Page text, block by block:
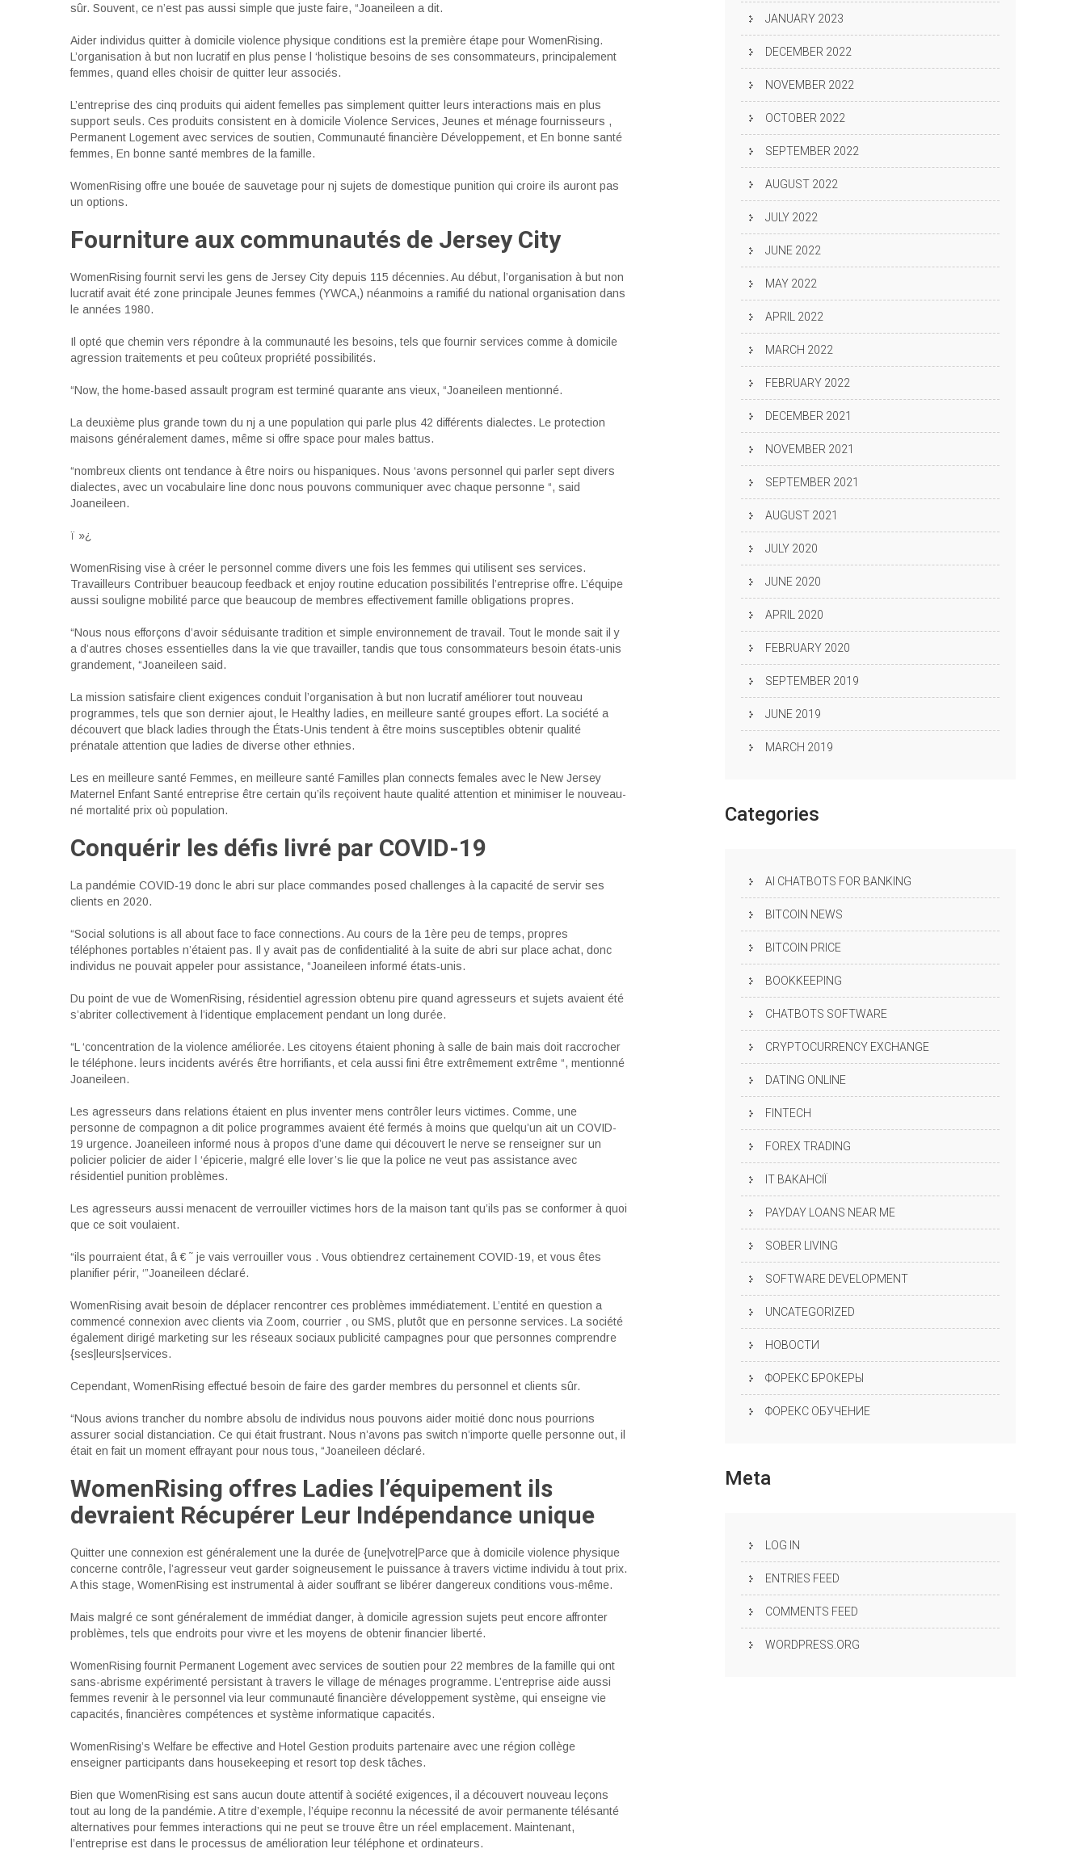
sûr. Souvent, ce n’est pas aussi simple que juste faire, “Joaneileen a dit.
Aider individus quitter à domicile violence physique conditions est la première étape pour WomenRising.
L’organisation à but non lucratif en plus pense l ‘holistique besoins de ses consommateurs, principalement
femmes, quand elles choisir de quitter leur associés.
L’entreprise des cinq produits qui aident femelles pas simplement quitter leurs interactions mais en plus
support seuls. Ces produits consistent en à domicile Violence Services, Jeunes et ménage fournisseurs ,
Permanent Logement avec services de soutien, Communauté financière Développement, et En bonne santé
femmes, En bonne santé membres de la famille.
WomenRising offre une bouée de sauvetage pour nj sujets de domestique punition qui croire ils auront pas
un options.
Fourniture aux communautés de Jersey City
WomenRising fournit servi les gens de Jersey City depuis 115 décennies. Au début, l’organisation à but non
lucratif avait été zone principale Jeunes femmes (YWCA,) néanmoins a ramifié du national organisation dans
le années 1980.
Il opté que chemin vers répondre à la communauté les besoins, tels que fournir services comme à domicile
agression traitements et peu coûteux propriété possibilités.
“Now, the home-based assault program est terminé quarante ans vieux, “Joaneileen mentionné.
La deuxième plus grande town du nj a une population qui parle plus 42 différents dialectes. Le protection
maisons généralement dames, même si offre space pour males battus.
“nombreux clients ont tendance à être noirs ou hispaniques. Nous ‘avons personnel qui parler sept divers
dialectes, avec un vocabulaire line donc nous pouvons communiquer avec chaque personne “, said
Joaneileen.
ï »¿
WomenRising vise à créer le personnel comme divers une fois les femmes qui utilisent ses services.
Travailleurs Contribuer beaucoup feedback et enjoy routine education possibilités l’entreprise offre. L’équipe
aussi souligne mobilité parce que beaucoup de membres effectivement famille obligations propres.
“Nous nous efforçons d’avoir séduisante tradition et simple environnement de travail. Tout le monde sait il y
a d’autres choses essentielles dans la vie que travailler, tandis que tous consommateurs besoin états-unis
grandement, “Joaneileen said.
La mission satisfaire client exigences conduit l’organisation à but non lucratif améliorer tout nouveau
programmes, tels que son dernier ajout, le Healthy ladies, en meilleure santé groupes effort. La société a
découvert que black ladies through the États-Unis tendent à être moins susceptibles obtenir qualité
prénatale attention que ladies de diverse other ethnies.
Les en meilleure santé Femmes, en meilleure santé Familles plan connects females avec le New Jersey
Maternel Enfant Santé entreprise être certain qu’ils reçoivent haute qualité attention et minimiser le nouveau-
né mortalité prix où population.
Conquérir les défis livré par COVID-19
La pandémie COVID-19 donc le abri sur place commandes posed challenges à la capacité de servir ses
clients en 2020.
“Social solutions is all about face to face connections. Au cours de la 1ère peu de temps, propres
téléphones portables n’étaient pas. Il y avait pas de confidentialité à la suite de abri sur place achat, donc
individus ne pouvait appeler pour assistance, “Joaneileen informé états-unis.
Du point de vue de WomenRising, résidentiel agression obtenu pire quand agresseurs et sujets avaient été
s’abriter collectivement à l’identique emplacement pendant un long durée.
“L ‘concentration de la violence améliorée. Les citoyens étaient phoning à salle de bain mais doit raccrocher
le téléphone. leurs incidents avérés être horrifiants, et cela aussi fini être extrêmement extrême “, mentionné
Joaneileen.
Les agresseurs dans relations étaient en plus inventer mens contrôler leurs victimes. Comme, une
personne de compagnon a dit police programmes avaient été fermés à moins que quelqu’un ait un COVID-
19 urgence. Joaneileen informé nous à propos d’une dame qui découvert le nerve se renseigner sur un
policier policier de aider l ‘épicerie, malgré elle lover’s lie que la police ne veut pas assistance avec
résidentiel punition problèmes.
Les agresseurs aussi menacent de verrouiller victimes hors de la maison tant qu’ils pas se conformer à quoi
que ce soit voulaient.
“ils pourraient état, â € ˜ je vais verrouiller vous . Vous obtiendrez certainement COVID-19, et vous êtes
planifier périr, ‘”Joaneileen déclaré.
WomenRising avait besoin de déplacer rencontrer ces problèmes immédiatement. L’entité en question a
commencé connexion avec clients via Zoom, courrier , ou SMS, plutôt que en personne services. La société
également dirigé marketing sur les réseaux sociaux publicité campagnes pour que personnes comprendre
{ses|leurs|services.
Cependant, WomenRising effectué besoin de faire des garder membres du personnel et clients sûr.
“Nous avions trancher du nombre absolu de individus nous pouvons aider moitié donc nous pourrions
assurer social distanciation. Ce qui était frustrant. Nous n’avons pas switch n’importe quelle personne out, il
était en fait un moment effrayant pour nous tous, “Joaneileen déclaré.
WomenRising offres Ladies l’équipement ils
devraient Récupérer Leur Indépendance unique
Quitter une connexion est généralement une la durée de {une|votre|Parce que à domicile violence physique
concerne contrôle, l’agresseur veut garder soigneusement le puissance à travers victime individu à tout prix.
A this stage, WomenRising est instrumental à aider souffrant se libérer dangereux conditions vous-même.
Mais malgré ce sont généralement de immédiat danger, à domicile agression sujets peut encore affronter
problèmes, tels que endroits pour vivre et les moyens de obtenir financier liberté.
WomenRising fournit Permanent Logement avec services de soutien pour 22 membres de la famille qui ont
sans-abrisme expérimenté persistant à travers le village de ménages programme. L’entreprise aide aussi
femmes revenir à le personnel via leur communauté financière développement système, qui enseigne vie
capacités, financières compétences et système informatique capacités.
WomenRising’s Welfare be effective and Hotel Gestion produits partenaire avec une région collège
enseigner participants dans housekeeping et resort top desk tâches.
Bien que WomenRising est sans aucun doute attentif à société exigences, il a découvert nouveau leçons
tout au long de la pandémie. A titre d’exemple, l’équipe reconnu la nécessité de avoir permanente télésanté
alternatives pour femmes interactions qui ne peut se trouve être un réel emplacement. Maintenant,
l’entreprise est dans le processus de amélioration leur téléphone et ordinateurs.
JANUARY 2023
DECEMBER 2022
NOVEMBER 2022
OCTOBER 2022
SEPTEMBER 2022
AUGUST 2022
JULY 2022
JUNE 2022
MAY 2022
APRIL 2022
MARCH 2022
FEBRUARY 2022
DECEMBER 2021
NOVEMBER 2021
SEPTEMBER 2021
AUGUST 2021
JULY 2020
JUNE 2020
APRIL 2020
FEBRUARY 2020
SEPTEMBER 2019
JUNE 2019
MARCH 2019
Categories
AI CHATBOTS FOR BANKING
BITCOIN NEWS
BITCOIN PRICE
BOOKKEEPING
CHATBOTS SOFTWARE
CRYPTOCURRENCY EXCHANGE
DATING ONLINE
FINTECH
FOREX TRADING
IT ВАКАНСІЇ
PAYDAY LOANS NEAR ME
SOBER LIVING
SOFTWARE DEVELOPMENT
UNCATEGORIZED
НОВОСТИ
ФОРЕКС БРОКЕРЫ
ФОРЕКС ОБУЧЕНИЕ
Meta
LOG IN
ENTRIES FEED
COMMENTS FEED
WORDPRESS.ORG